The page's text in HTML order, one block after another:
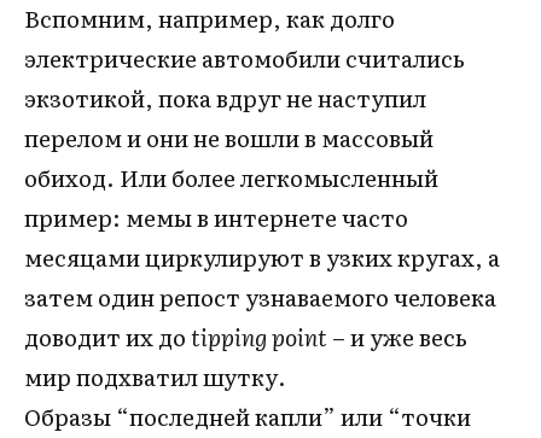
Вспомним, например, как долго
электрические автомобили считались
экзотикой, пока вдруг не наступил
перелом и они не вошли в массовый
обиход. Или более легкомысленный
пример: мемы в интернете часто
месяцами циркулируют в узких кругах, а
затем один репост узнаваемого человека
доводит их доtipping point– и уже весь
мир подхватил шутку.
Образы “последней капли” или “точки